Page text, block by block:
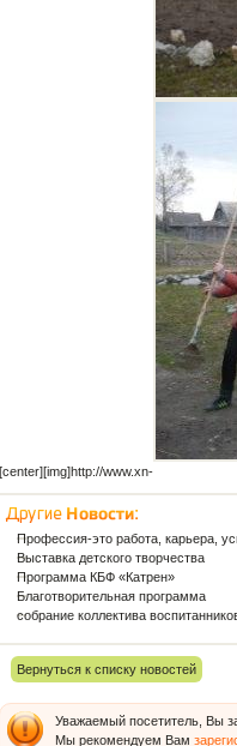
[center][img]http://www.xn-
Профессия-это работа, карьера,
Выставка детского творчества
Программа КБФ «Катрен»
Благотворительная программа
собрание коллектива
Вернуться к списку новостей
Уважаемый посетитель, Вы
Мы рекомендуем Вам